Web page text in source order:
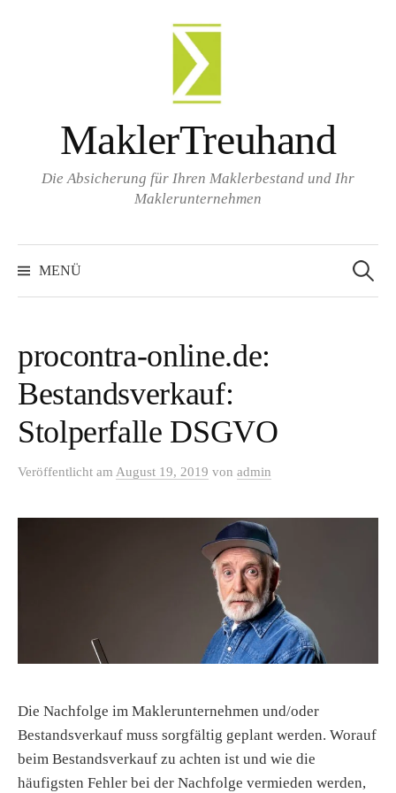
MaklerTreuhand
Die Absicherung für Ihren Maklerbestand und Ihr
Maklerunternehmen
MENÜ
nach:
procontra-online.de:
Bestandsverkauf:
Stolperfalle DSGVO
Veröffentlicht am August 19, 2019 von admin
Die Nachfolge im Maklerunternehmen und/oder
Bestandsverkauf muss sorgfältig geplant werden. Worauf
beim Bestandsverkauf zu achten ist und wie die
häufigsten Fehler bei der Nachfolge vermieden werden,